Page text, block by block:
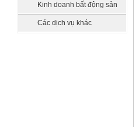
Kinh doanh bất động sản
Các dịch vụ khác